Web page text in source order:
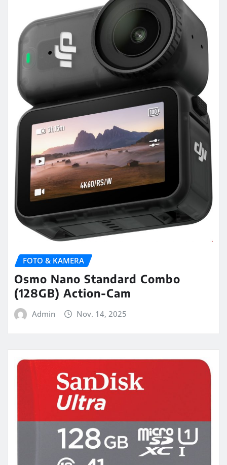
FOTO & KAMERA
Osmo Nano Standard Combo
(128GB) Action-Cam
Admin Nov. 14, 2025